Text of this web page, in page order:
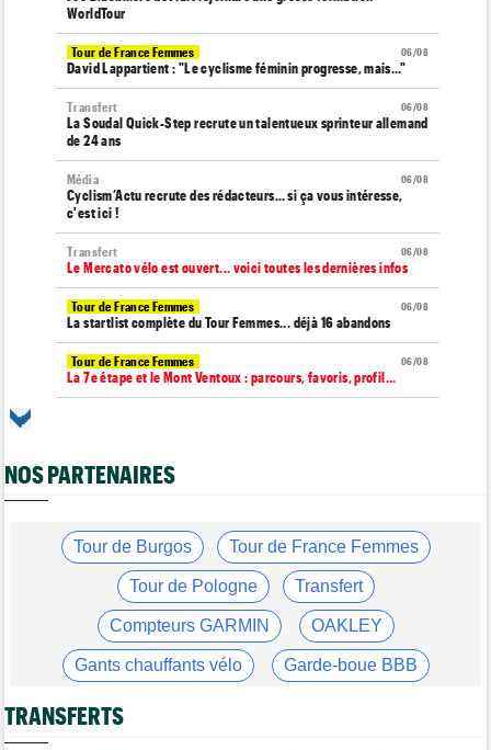
WorldTour
06/08
Tour de France Femmes
David Lappartient : "Le cyclisme féminin progresse, mais…"
06/08
Transfert
La Soudal Quick-Step recrute un talentueux sprinteur allemand
de 24 ans
06/08
Média
Cyclism’Actu recrute des rédacteurs… si ça vous intéresse,
c'est ici !
06/08
Transfert
Le Mercato vélo est ouvert... voici toutes les dernières infos
06/08
Tour de France Femmes
La startlist complète du Tour Femmes... déjà 16 abandons
06/08
Tour de France Femmes
La 7e étape et le Mont Ventoux : parcours, favoris, profil…
Tour de Pologne
Bart Lemmen : "J'attendais cette 1ère victoire depuis
06/08
Tour de France Femmes
Marlen Reusser : "Le Mont Ventoux... on verra"
Tour de France Femmes
Kim Le Court Pienaar : "La course a été complètement folle"
06/08
Route
Isaac Del Toro prolonge avec UAE Team Emirates-XRG jusqu'en
2031
Tour de Burgos
NOS PARTENAIRES
Tour de Burgos Tour de France Femmes
Tour de Pologne Transfert
Compteurs GARMIN OAKLEY
Gants chauffants vélo Garde-boue BBB
Casque ABUS
TRANSFERTS